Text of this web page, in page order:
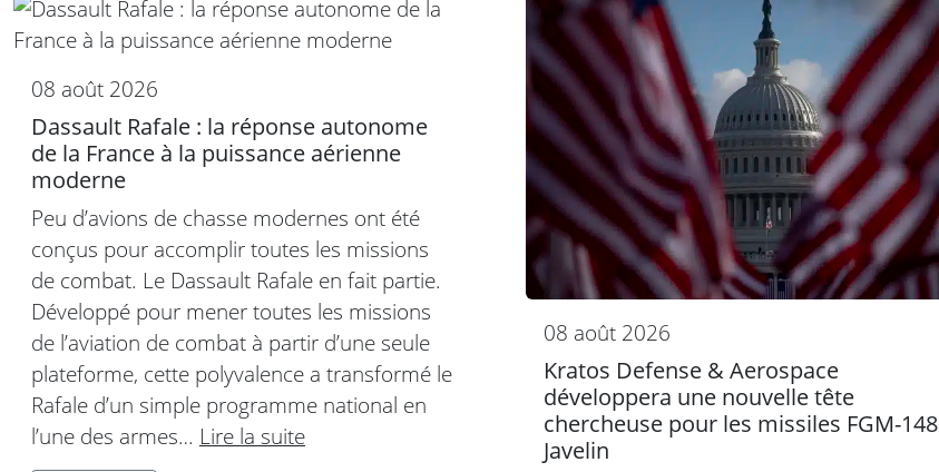
08 août 2026
Dassault Rafale : la réponse autonome
de la France à la puissance aérienne
moderne
Peu d’avions de chasse modernes ont été
conçus pour accomplir toutes les missions
de combat. Le Dassault Rafale en fait partie.
Développé pour mener toutes les missions
de l’aviation de combat à partir d’une seule
plateforme, cette polyvalence a transformé le
Rafale d’un simple programme national en
l’une des armes… Lire la suite
08 août 2026
Kratos Defense & Aerospace
développera une nouvelle tête
chercheuse pour les missiles FGM-148
Javelin